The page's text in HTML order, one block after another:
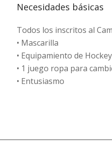
Necesidades básicas
Todos los inscritos al
• Mascarilla
• Equipamiento de
• 1 juego ropa para
• Entusiasmo